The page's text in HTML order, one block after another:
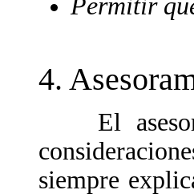
Permitir
4.
El
siempre